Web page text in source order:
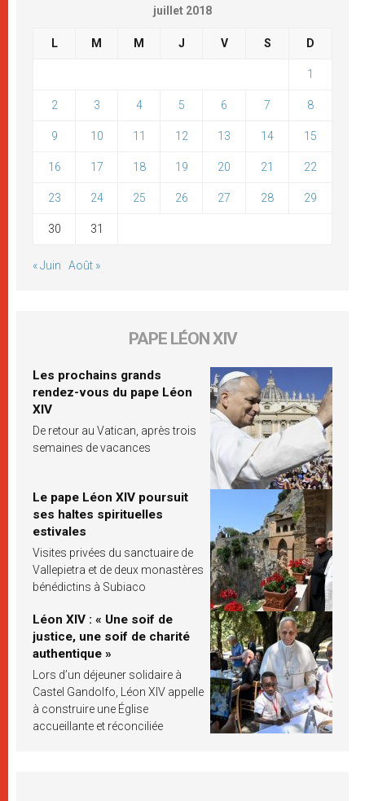
juillet 2018
L M M J V S D
1
2 3 4 5 6 7 8
9 10 11 12 13 14 15
16 17 18 19 20 21 22
23 24 25 26 27 28 29
30 31
« Juin Août »
PAPE LÉON XIV
Les prochains grands
rendez-vous du pape Léon
XIV
De retour au Vatican, après trois
semaines de vacances
Le pape Léon XIV poursuit
ses haltes spirituelles
estivales
Visites privées du sanctuaire de
Vallepietra et de deux monastères
bénédictins à Subiaco
Léon XIV : « Une soif de
justice, une soif de charité
authentique »
Lors d’un déjeuner solidaire à
Castel Gandolfo, Léon XIV appelle
à construire une Église
accueillante et réconciliée